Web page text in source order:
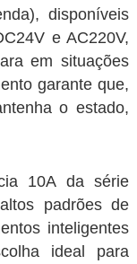
disponíveis
e AC220V,
em situações
garante que,
o estado,
10A da série
padrões de
inteligentes
ideal para